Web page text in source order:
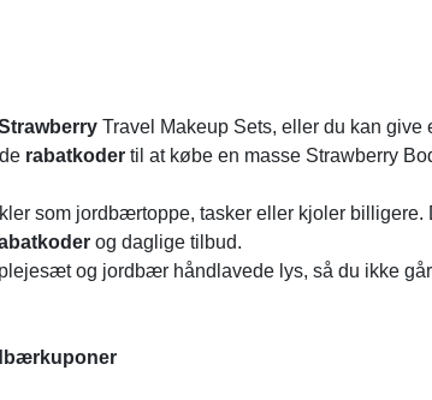
Travel Makeup Sets, eller du kan give
rabatkoder til at købe en masse Strawberry
som jordbærtoppe, tasker eller kjoler billigere.
og daglige tilbud.
og jordbær håndlavede lys, så du ikke